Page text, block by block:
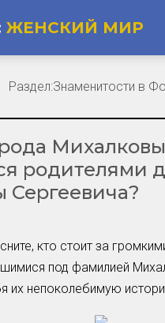
ЖЕНСКИЙ МИР
родителями
Сергеевича?
кто стоит за
под фамилией
их непоколебимую
Раздел:Знаменитости в